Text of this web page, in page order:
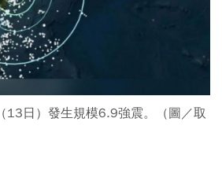
13日）發生規模6.9強震。（圖／取